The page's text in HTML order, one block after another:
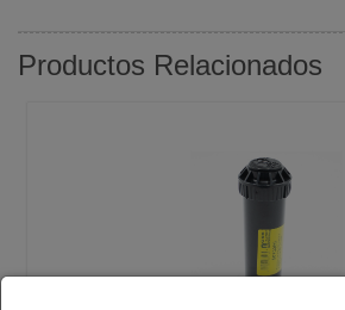
Productos Relacionados